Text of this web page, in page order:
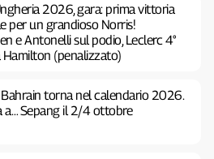
2026, gara: prima vittoria
per un grandioso Norris!
e Antonelli sul podio, Leclerc 4°
Hamilton (penalizzato)
Bahrain torna nel calendario 2026.
a… Sepang il 2/4 ottobre